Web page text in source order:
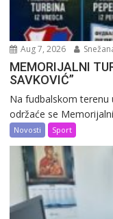
Aug 7, 2026
MEMORIJALNI
SAVKOVIĆ”
Na fudbalskom terenu
održaće se
Novosti Sport